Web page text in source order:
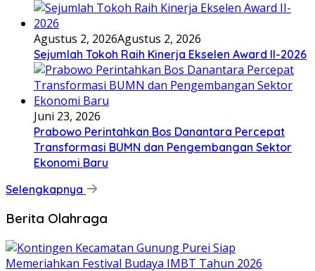
Agustus 2, 2026Agustus 2, 2026
Sejumlah Tokoh Raih Kinerja Ekselen Award II-2026
Juni 23, 2026
Prabowo Perintahkan Bos Danantara Percepat
Transformasi BUMN dan Pengembangan Sektor
Ekonomi Baru
Selengkapnya
Berita Olahraga